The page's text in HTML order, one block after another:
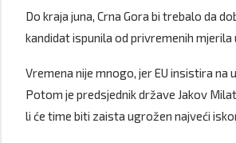
Do kraja juna, Crna Gora bi trebalo da
kandidat ispunila od privremenih
Vremena nije mnogo, jer EU insistira
Potom je predsjednik države Jakov
li će time biti zaista ugrožen najveći